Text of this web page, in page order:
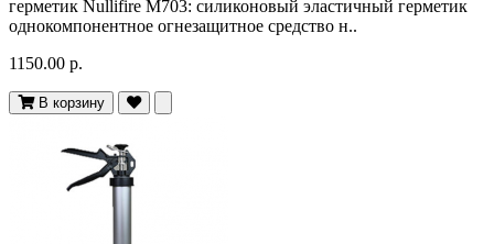
герметик Nullifire M703: силиконовый эластичный герметик
однокомпонентное огнезащитное средство н..
1150.00 р.
В корзину